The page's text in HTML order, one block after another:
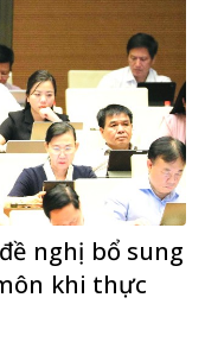
nghị bổ sung
khi thực